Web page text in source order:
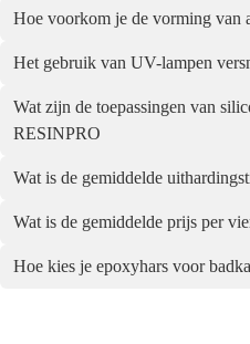
Hoe voorkom je de vorming van
Het gebruik van UV-lampen
Wat zijn de toepassingen van
RESINPRO
Wat is de gemiddelde
Wat is de gemiddelde prijs per
Hoe kies je epoxyhars voor